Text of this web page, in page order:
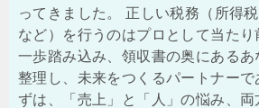
ってきました。 正しい税務（所得
など）を行うのはプロとして当た
一歩踏み込み、領収書の奥にあるあ
整理し、未来をつくるパートナーで
ずは、「売上」と「人」の悩み、